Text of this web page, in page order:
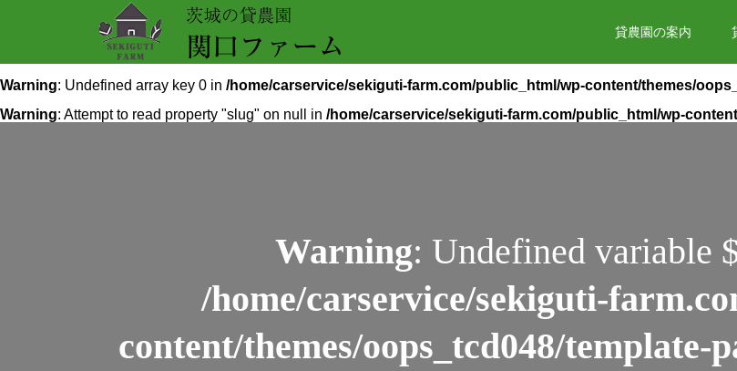
貸農園の案内
Warning: Undefined array key 0 in /home/carservice/sekiguti-farm.com/public_html/wp-content/themes/
Warning: Attempt to read property "slug" on null in /home/carservice/sekiguti-farm.com/public_html/wp-
Warning: Undefined variable
/home/carservice/sekiguti-
content/themes/oops_tcd048/template-